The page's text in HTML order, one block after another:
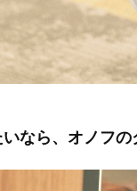
なら、オノフ